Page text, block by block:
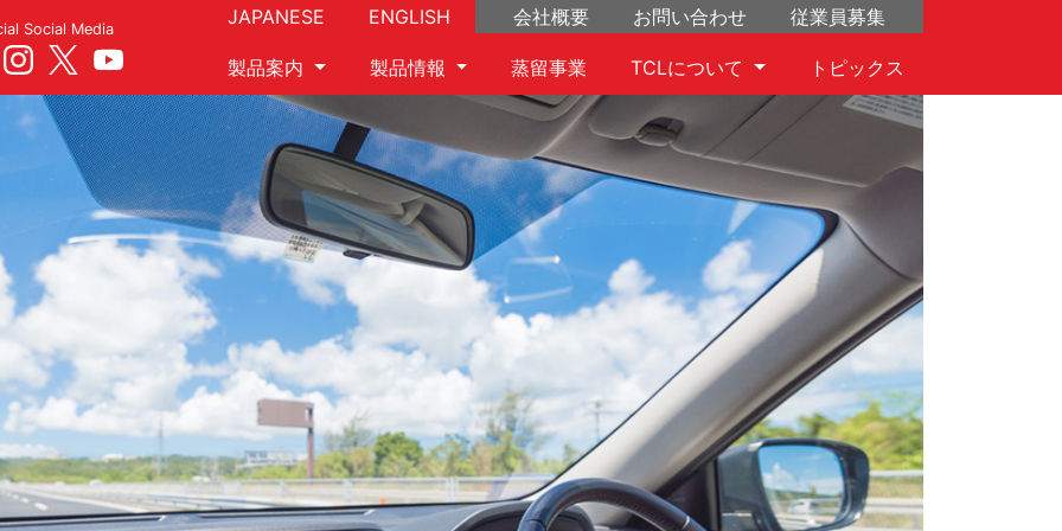
Social Media
JAPANESE ENGLISH 会社概要 お問い合わせ 従業員募集
製品案内 製品情報 蒸留事業 TCLについて トピックス